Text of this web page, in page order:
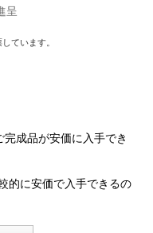
呈
ています。
成品が安価に入手でき
的に安価で入手できるの